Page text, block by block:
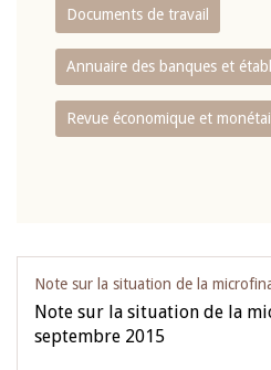
Documents de travail
Annuaire des banques et
Revue économique et
Note sur la situation de la
Note sur la situation de la
septembre 2015